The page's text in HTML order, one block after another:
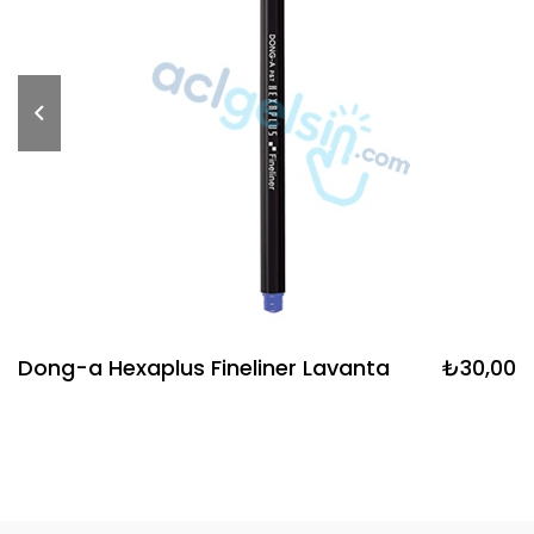
Dong-a Hexaplus Fineliner Lavanta ₺30,00